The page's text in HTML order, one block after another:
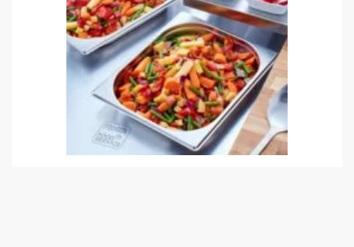
SF Gemüse & Beilagen